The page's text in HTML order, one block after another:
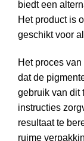
biedt een
Het product is
geschikt voor
Het proces
dat de
gebruik van dit
instructies
resultaat te
ruime